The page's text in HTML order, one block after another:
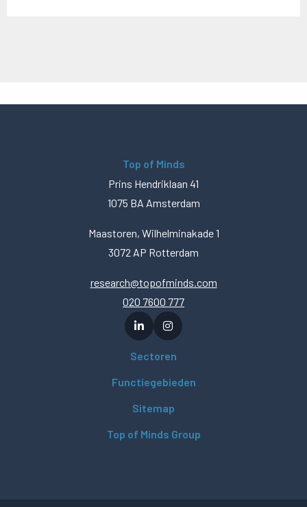
Top of Minds
Prins Hendriklaan 41
1075 BA Amsterdam
Maastoren, Wilhelminakade 1
3072 AP Rotterdam
research@topofminds.com
020 7600 777
Sectoren
Functiegebieden
Sitemap
Top of Minds Group